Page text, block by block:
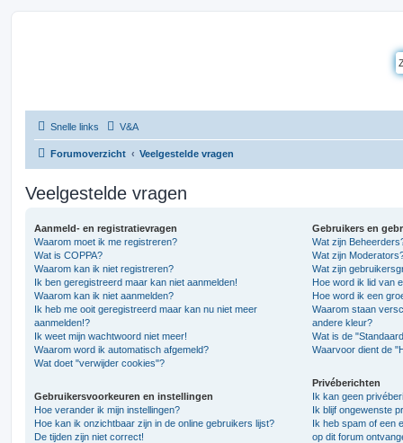
Snelle links V&A
Forumoverzicht Veelgestelde vragen
Veelgestelde vragen
Aanmeld- en registratievragen
Waarom moet ik me registreren?
Wat is COPPA?
Waarom kan ik niet registreren?
Ik ben geregistreerd maar kan niet aanmelden!
Waarom kan ik niet aanmelden?
Ik heb me ooit geregistreerd maar kan nu niet meer
aanmelden!?
Ik weet mijn wachtwoord niet meer!
Waarom word ik automatisch afgemeld?
Wat doet "verwijder cookies"?
Gebruikersvoorkeuren en instellingen
Hoe verander ik mijn instellingen?
Hoe kan ik onzichtbaar zijn in de online gebruikers lijst?
De tijden zijn niet correct!
Gebruikers en
Wat zijn
Wat zijn
Wat zijn
Hoe word ik lid van
Hoe word ik een
Waarom staan
andere kleur?
Wat is de
Waarvoor dient de
Privéberichten
Ik kan geen
Ik blijf ongewenste
Ik heb spam of een
op dit forum